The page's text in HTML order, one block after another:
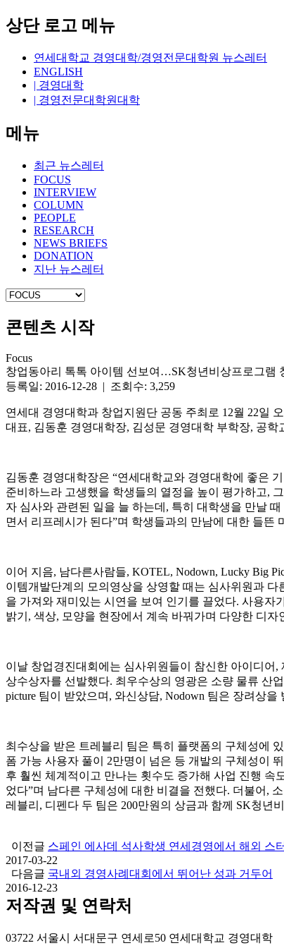
상단 로고 메뉴
연세대학교 경영대학/경영전문대학원 뉴스레터
ENGLISH
| 경영대학
| 경영전문대학원대학
메뉴
최근 뉴스레터
FOCUS
INTERVIEW
COLUMN
PEOPLE
RESEARCH
NEWS BRIEFS
DONATION
지난 뉴스레터
콘텐츠 시작
Focus
창업동아리 톡톡 아이템 선보여…SK청년비상프로그램
등록일: 2016-12-28 | 조회수: 3,259
연세대 경영대학과 창업지원단 공동 주최로 12월 22일
대표, 김동훈 경영대학장, 김성문 경영대학 부학장, 공
김동훈 경영대학장은 “연세대학교와 경영대학에 좋은
준비하느라 고생했을 학생들의 열정을 높이 평가하고,
자 심사와 관련된 일을 늘 하는데, 특히 대학생을 만날
면서 리프레시가 된다”며 학생들과의 만남에 대한 들뜬
이어 지음, 남다른사람들, KOTEL, Nodown, Lucky Big
이템개발단계의 모의영상을 상영할 때는 심사위원과
을 가져와 재미있는 시연을 보여 인기를 끌었다. 사용자
밝기, 색상, 모양을 현장에서 계속 바꿔가며 다양한 디
이날 창업경진대회에는 심사위원들이 참신한 아이디어
상수상자를 선발했다. 최우수상의 영광은 소량 물류 산
picture 팀이 받았으며, 와신상담, Nodown 팀은 장려상을
최수상을 받은 트레블리 팀은 특히 플랫폼의 구체성에
폼 가능 사용자 풀이 2만명이 넘은 등 개발의 구체성이
후 훨씬 체계적이고 만나는 횟수도 증가해 사업 진행
었다”며 남다른 구체성에 대한 비결을 전했다. 더불어,
레블리, 디펜다 두 팀은 200만원의 상금과 함께 SK청년
이전글 스페인 에사데 석사학생 연세경영에서 해외 스
2017-03-22
다음글 국내외 경영사례대회에서 뛰어난 성과 거두어
2016-12-23
저작권 및 연락처
03722 서울시 서대문구 연세로50 연세대학교 경영대학